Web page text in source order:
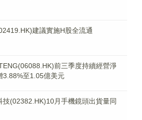
建議實施H股全流通
前三季度持續經營淨
3.88%至1.05億美元
技(02382.HK)10月手機鏡頭出貨量同